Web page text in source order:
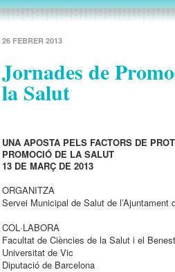
26 FEBRER 2013
Jornades de
la Salut
UNA APOSTA PELS FACTORS DE
PROMOCIÓ DE LA SALUT
13 DE MARÇ DE 2013
ORGANITZA
Servei Municipal de Salut de l’Ajuntament
COL·LABORA
Facultat de Ciències de la Salut i el
Universitat de Vic
Diputació de Barcelona